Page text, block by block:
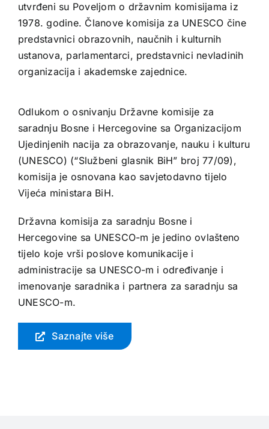
utvrđeni su Poveljom o državnim komisijama iz
1978. godine. Članove komisija za UNESCO čine
predstavnici obrazovnih, naučnih i kulturnih
ustanova, parlamentarci, predstavnici nevladinih
organizacija i akademske zajednice.
Odlukom o osnivanju Državne komisije za
saradnju Bosne i Hercegovine sa Organizacijom
Ujedinjenih nacija za obrazovanje, nauku i kulturu
(UNESCO) (“Službeni glasnik BiH” broj 77/09),
komisija je osnovana kao savjetodavno tijelo
Vijeća ministara BiH.
Državna komisija za saradnju Bosne i
Hercegovine sa UNESCO-m je jedino ovlašteno
tijelo koje vrši poslove komunikacije i
administracije sa UNESCO-m i određivanje i
imenovanje saradnika i partnera za saradnju sa
UNESCO-m.
Saznajte više